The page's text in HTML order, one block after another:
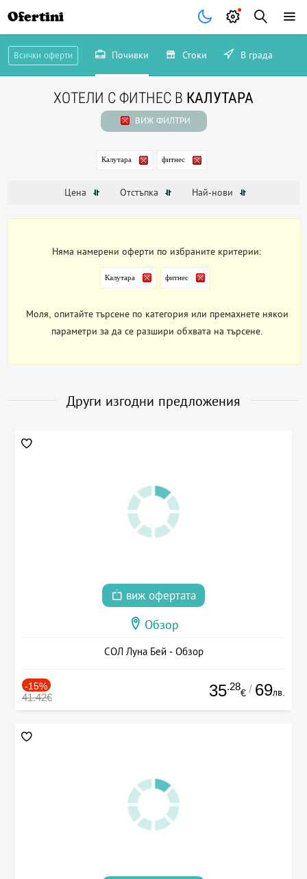
Ofertini
Всички оферти Почивки Стоки В града
ХОТЕЛИ С ФИТНЕС В КАЛУТАРА
ВИЖ ФИЛТРИ
Калутара фитнес
Цена Отстъпка Най-нови
Няма намерени оферти по избраните критерии:
Калутара фитнес
Моля, опитайте търсене по категория или премахнете някои
параметри за да се разшири обхвата на търсене.
Други изгодни предложения
виж офертата
Обзор
СОЛ Луна Бей - Обзор
-15%
41.42€ 35.28
€ / 69лв.